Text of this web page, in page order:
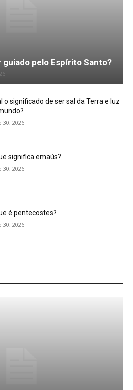
guiado pelo Espírito Santo?
o significado de ser sal da Terra e luz
30, 2026
significa emaús?
30, 2026
é pentecostes?
30, 2026